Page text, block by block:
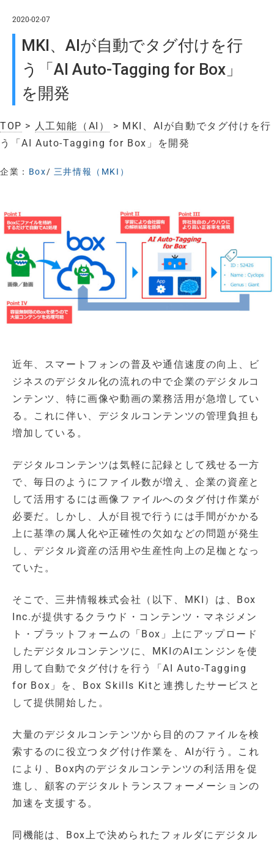
2020-02-07
MKI、AIが自動でタグ付けを行
う「AI Auto-Tagging for Box」
を開発
TOP > 人工知能（AI）
> MKI、AIが自動でタグ付けを行
う「AI Auto-Tagging for Box」を開発
企業： Box/ 三井情報（MKI）
近年、スマートフォンの普及や通信速度の向上、ビ
ジネスのデジタル化の流れの中で企業のデジタルコ
ンテンツ、特に画像や動画の業務活用が急増してい
る。これに伴い、デジタルコンテンツの管理負担も
増加している。
デジタルコンテンツは気軽に記録として残せる一方
で、毎日のようにファイル数が増え、企業の資産と
して活用するには画像ファイルへのタグ付け作業が
必要だ。しかし、人が目視で行うには手間がかかる
上に基準の属人化や正確性の欠如などの問題が発生
し、デジタル資産の活用や生産性向上の足枷となっ
ていた。
そこで、三井情報株式会社（以下、MKI）は、Box
Inc.が提供するクラウド・コンテンツ・マネジメン
ト・プラットフォームの「Box」上にアップロード
したデジタルコンテンツに、MKIのAIエンジンを使
用して自動でタグ付けを行う「AI Auto-Tagging
for Box」を、Box Skills Kitと連携したサービスと
して提供開始した。
大量のデジタルコンテンツから目的のファイルを検
索するのに役立つタグ付け作業を、AIが行う。これ
により、Box内のデジタルコンテンツの利活用を促
進し、顧客のデジタルトランスフォーメーションの
加速を支援する。
同機能は、Box上で決められたフォルダにデジタル